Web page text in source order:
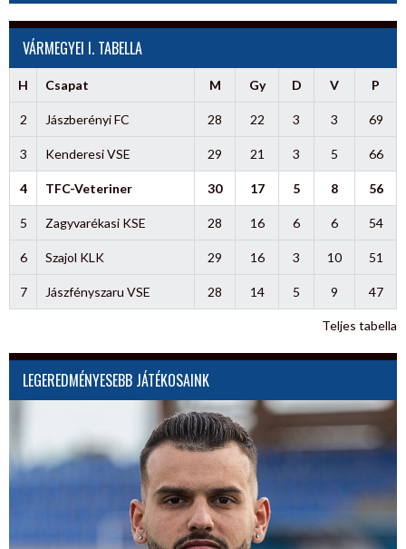
VÁRMEGYEI I. TABELLA
H Csapat M Gy D V P
2 Jászberényi FC 28 22 3 3 69
3 Kenderesi VSE 29 21 3 5 66
4 TFC-Veteriner 30 17 5 8 56
5 Zagyvarékasi KSE 28 16 6 6 54
6 Szajol KLK 29 16 3 10 51
7 Jászfényszaru VSE 28 14 5 9 47
Teljes tabella
LEGEREDMÉNYESEBB JÁTÉKOSAINK